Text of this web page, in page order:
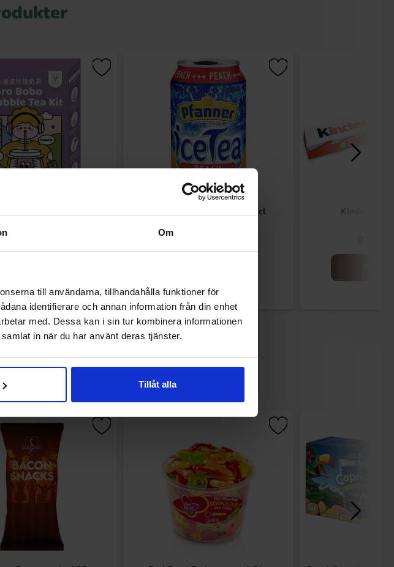
Om
till användarna, tillhandahålla funktioner för
identifierare och annan information från din enhet
med. Dessa kan i sin tur kombinera informationen
in när du har använt deras tjänster.
Tillåt alla
Pfanner IceTea - Peach 33cl Kinder Maxi
også